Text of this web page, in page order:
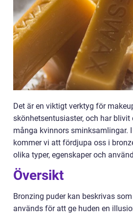
Det är en viktigt verktyg för
skönhetsentusiaster, och har blivit
många kvinnors sminksamlingar.
kommer vi att fördjupa oss i
olika typer, egenskaper och
Översikt
Bronzing puder kan beskrivas
används för att ge huden en